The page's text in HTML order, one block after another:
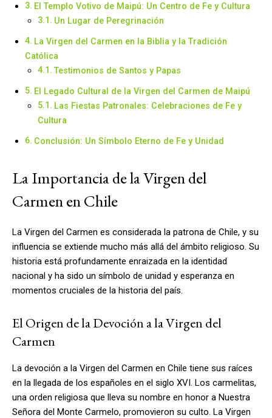
El Templo Votivo de Maipú: Un Centro de Fe y Cultura
Un Lugar de Peregrinación
La Virgen del Carmen en la Biblia y la Tradición
Católica
Testimonios de Santos y Papas
El Legado Cultural de la Virgen del Carmen de Maipú
Las Fiestas Patronales: Celebraciones de Fe y
Cultura
Conclusión: Un Símbolo Eterno de Fe y Unidad
La Importancia de la Virgen del
Carmen en Chile
La Virgen del Carmen es considerada la patrona de Chile, y su
influencia se extiende mucho más allá del ámbito religioso. Su
historia está profundamente enraizada en la identidad
nacional y ha sido un símbolo de unidad y esperanza en
momentos cruciales de la historia del país.
El Origen de la Devoción a la Virgen del
Carmen
La devoción a la Virgen del Carmen en Chile tiene sus raíces
en la llegada de los españoles en el siglo XVI. Los carmelitas,
una orden religiosa que lleva su nombre en honor a Nuestra
Señora del Monte Carmelo, promovieron su culto. La Virgen